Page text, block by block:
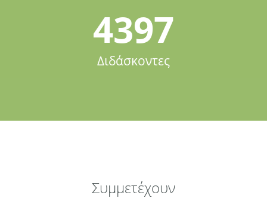
4397
Διδάσκοντες
Συμμετέχουν